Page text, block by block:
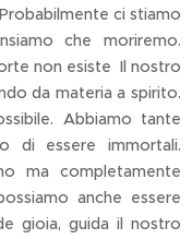
ci stiamo
che moriremo.
non esiste Il nostro
da materia a spirito.
Abbiamo tante
di essere immortali.
ma completamente
anche essere
gioia, guida il nostro